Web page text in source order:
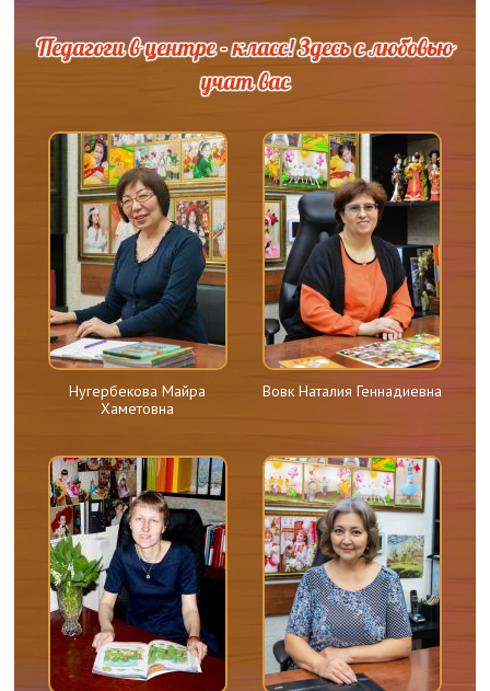
Педагоги в центре - класс! Здесь с любовью
учат вас
Нугербекова Майра
Хаметовна
Вовк Наталия Геннадиевна